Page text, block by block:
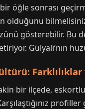
öğle sonrası
olduğunu
gösterebilir. Bu
Gülyalı’nın
bir ilçede,